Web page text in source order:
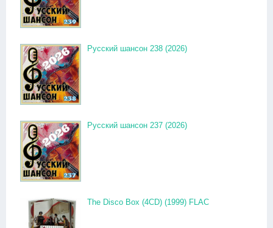
Русский шансон 238 (2026)
Русский шансон 237 (2026)
The Disco Box (4CD) (1999) FLAC